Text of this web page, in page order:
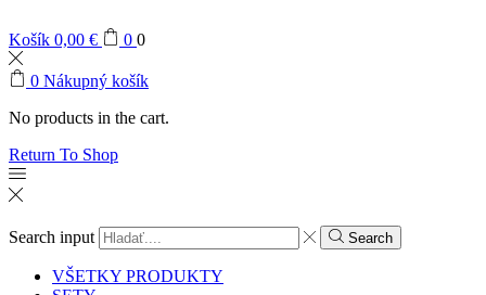
Košík 0,00 € 0 0
0 Nákupný košík
No products in the cart.
Return To Shop
Search input Search
VŠETKY PRODUKTY